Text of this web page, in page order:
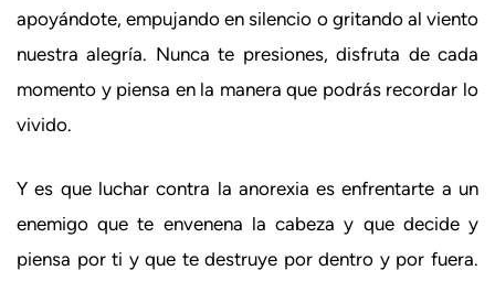
apoyándote, empujando en silencio o gritando al viento
nuestra alegría. Nunca te presiones, disfruta de cada
momento y piensa en la manera que podrás recordar lo
vivido.
Y es que luchar contra la anorexia es enfrentarte a un
enemigo que te envenena la cabeza y que decide y
piensa por ti y que te destruye por dentro y por fuera.